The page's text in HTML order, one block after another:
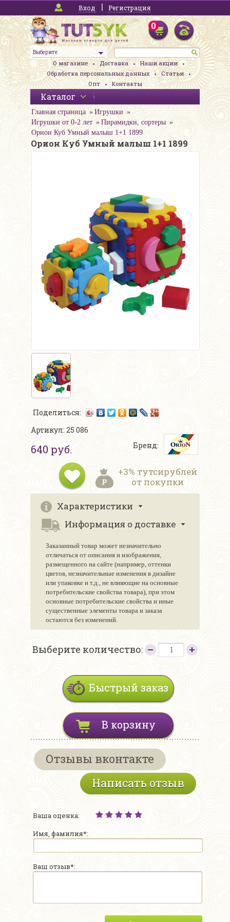
Вход Регистрация
Выберите
0
О магазине Доставка
Наши акции
Обработка персональных данных
Статьи
Опт
Контакты
Каталог
Главная страница
Игрушки
Игрушки от 0-2 лет
Пирамидки, сортеры
Орион Куб Умный малыш 1+1 1899
Орион Куб Умный малыш 1+1 1899
Поделиться:
Артикул: 25 086
640 руб. Бренд:
+3% тутсирублей
от покупки
Характеристики
Информация о доставке
Заказанный товар может незначительно
отличаться от описания и изображения,
размещенного на сайте (например, оттенки
цветов, незначительные изменения в дизайне
или упаковке и т.д., не влияющие на основные
потребительские свойства товара), при этом
основные потребительские свойства и иные
существенные элементы товара и заказа
остаются без изменений.
Выберите количество:
Быстрый заказ
В корзину
Отзывы вконтакте
Написать отзыв
Ваша оценка:
Имя, фамилия*:
Ваш отзыв*: